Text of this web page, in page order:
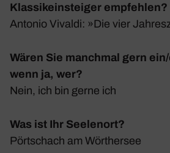
Klassikeinsteiger empfehlen?
Antonio Vivaldi: »Die vier
Wären Sie manchmal gern
wenn ja, wer?
Nein, ich bin gerne ich
Was ist Ihr Seelenort?
Pört­schach am Wörthersee